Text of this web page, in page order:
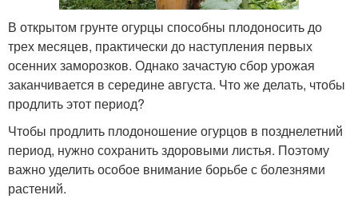
В открытом грунте огурцы способны плодоносить до
трех месяцев, практически до наступления первых
осенних заморозков. Однако зачастую сбор урожая
заканчивается в середине августа. Что же делать, чтобы
продлить этот период?
Чтобы продлить плодоношение огурцов в позднелетний
период, нужно сохранить здоровыми листья. Поэтому
важно уделить особое внимание борьбе с болезнями
растений.